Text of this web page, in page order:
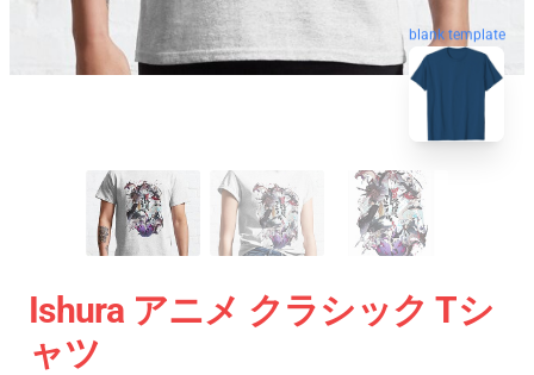
blank template
Ishura アニメ クラシック Tシ
ャツ